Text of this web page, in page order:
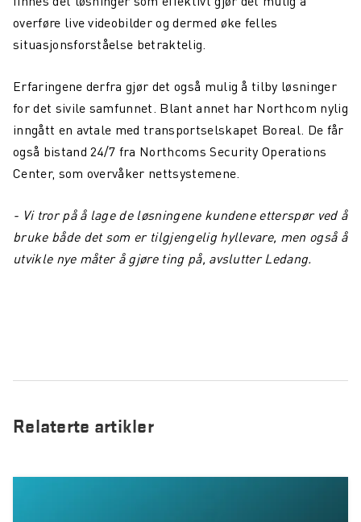
overføre live videobilder og dermed øke felles
situasjonsforståelse betraktelig.
Erfaringene derfra gjør det også mulig å tilby løsninger
for det sivile samfunnet. Blant annet har Northcom nylig
inngått en avtale med transportselskapet Boreal. De får
også bistand 24/7 fra Northcoms Security Operations
Center, som overvåker nettsystemene.
- Vi tror på å lage de løsningene kundene etterspør ved å
bruke både det som er tilgjengelig hyllevare, men også å
utvikle nye måter å gjøre ting på, avslutter Ledang.
Relaterte artikler